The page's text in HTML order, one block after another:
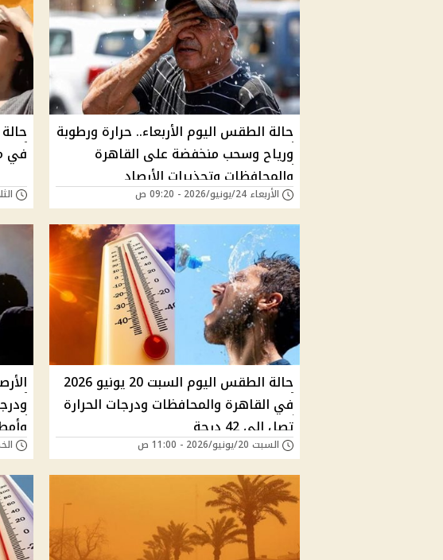
حالة الطقس اليوم الأربعاء.. حرارة ورطوبة
ورياح وسحب منخفضة على القاهرة
والمحافظات وتحذيرات الأرصاد
الأربعاء 24/يونيو/2026 - 09:20 ص
في
الثلاثاء 23/
حالة الطقس اليوم السبت 20 يونيو 2026
في القاهرة والمحافظات ودرجات الحرارة
تصل إلى 42 درجة
السبت 20/يونيو/2026 - 11:00 ص الخميس